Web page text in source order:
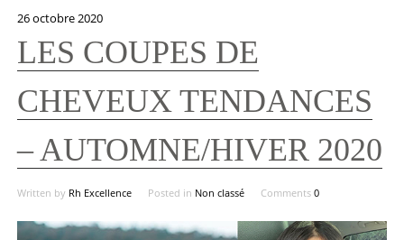
26 octobre 2020
LES COUPES DE
CHEVEUX TENDANCES
– AUTOMNE/HIVER 2020
Written by Rh Excellence Posted in Non classé Comments 0